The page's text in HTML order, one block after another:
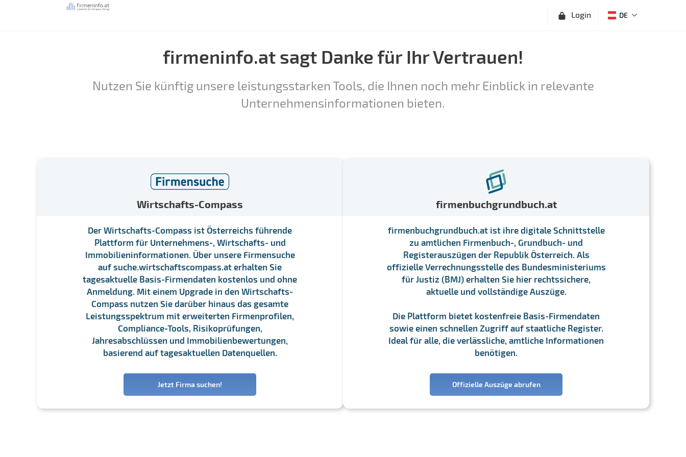
Login DE
firmeninfo.at sagt Danke für Ihr Vertrauen!
Nutzen Sie künftig unsere leistungsstarken Tools, die Ihnen noch mehr Einblick in relevante
Unternehmensinformationen bieten.
Wirtschafts-Compass
Der Wirtschafts-Compass ist Österreichs führende
Plattform für Unternehmens-, Wirtschafts- und
Immobilieninformationen. Über unsere Firmensuche
auf suche.wirtschaftscompass.at erhalten Sie
tagesaktuelle Basis-Firmendaten kostenlos und ohne
Anmeldung. Mit einem Upgrade in den Wirtschafts-
Compass nutzen Sie darüber hinaus das gesamte
Leistungsspektrum mit erweiterten Firmenprofilen,
Compliance-Tools, Risikoprüfungen,
Jahresabschlüssen und Immobilienbewertungen,
basierend auf tagesaktuellen Datenquellen.
Jetzt Firma suchen!
firmenbuchgrundbuch.at
firmenbuchgrundbuch.at ist ihre digitale Schnittstelle
zu amtlichen Firmenbuch-, Grundbuch- und
Registerauszügen der Republik Österreich. Als
offizielle Verrechnungsstelle des Bundesministeriums
für Justiz (BMJ) erhalten Sie hier rechtssichere,
aktuelle und vollständige Auszüge.
Die Plattform bietet kostenfreie Basis-Firmendaten
sowie einen schnellen Zugriff auf staatliche Register.
Ideal für alle, die verlässliche, amtliche Informationen
benötigen.
Offizielle Auszüge abrufen